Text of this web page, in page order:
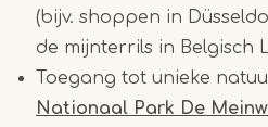
(bijv. shoppen in
de mijnterrils in Belgisch
Toegang tot unieke
Nationaal Park De